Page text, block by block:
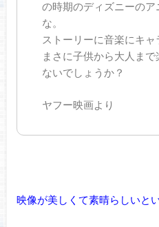
の時期のディズニーの
な。
ストーリーに音楽にキャ
まさに子供から大人ま
ないでしょうか？
ヤフー映画より
映像が美しくて素晴らしいと